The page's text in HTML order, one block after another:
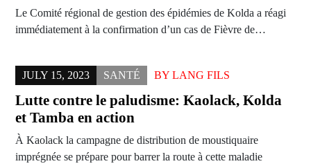
Le Comité régional de gestion des épidémies de Kolda a réagi
immédiatement à la confirmation d’un cas de Fièvre de…
JULY 15, 2023 SANTÉ BY LANG FILS
Lutte contre le paludisme: Kaolack, Kolda
et Tamba en action
À Kaolack la campagne de distribution de moustiquaire
imprégnée se prépare pour barrer la route à cette maladie